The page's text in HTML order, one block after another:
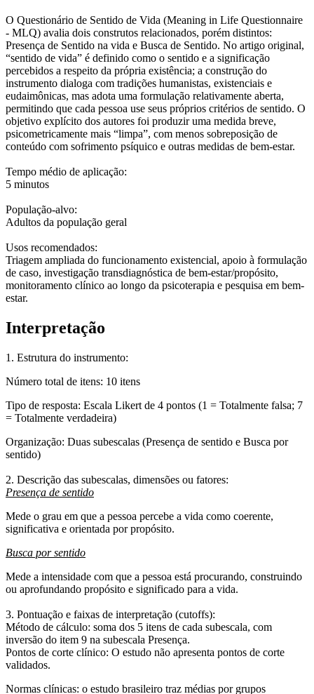
O Questionário de Sentido de Vida (Meaning in Life Questionnaire
- MLQ) avalia dois construtos relacionados, porém distintos:
Presença de Sentido na vida e Busca de Sentido. No artigo original,
“sentido de vida” é definido como o sentido e a significação
percebidos a respeito da própria existência; a construção do
instrumento dialoga com tradições humanistas, existenciais e
eudaimônicas, mas adota uma formulação relativamente aberta,
permitindo que cada pessoa use seus próprios critérios de sentido. O
objetivo explícito dos autores foi produzir uma medida breve,
psicometricamente mais “limpa”, com menos sobreposição de
conteúdo com sofrimento psíquico e outras medidas de bem-estar.
Tempo médio de aplicação:
5 minutos
População-alvo:
Adultos da população geral
Usos recomendados:
Triagem ampliada do funcionamento existencial, apoio à formulação
de caso, investigação transdiagnóstica de bem-estar/propósito,
monitoramento clínico ao longo da psicoterapia e pesquisa em bem-
estar.
Interpretação
1. Estrutura do instrumento:
Número total de itens: 10 itens
Tipo de resposta: Escala Likert de 4 pontos (1 = Totalmente falsa; 7
= Totalmente verdadeira)
Organização: Duas subescalas (Presença de sentido e Busca por
sentido)
2. Descrição das subescalas, dimensões ou fatores:
Presença de sentido
Mede o grau em que a pessoa percebe a vida como coerente,
significativa e orientada por propósito.
Busca por sentido
Mede a intensidade com que a pessoa está procurando, construindo
ou aprofundando propósito e significado para a vida.
3. Pontuação e faixas de interpretação (cutoffs):
Método de cálculo: soma dos 5 itens de cada subescala, com
inversão do item 9 na subescala Presença.
Pontos de corte clínico: O estudo não apresenta pontos de corte
validados.
Normas clínicas: o estudo brasileiro traz médias por grupos